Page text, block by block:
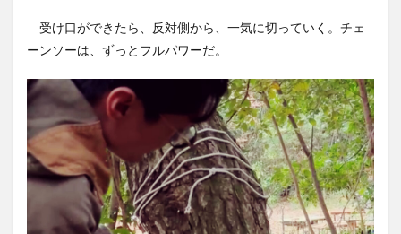
受け口ができたら、反対側から、一気に切っていく。チェ
ーンソーは、ずっとフルパワーだ。